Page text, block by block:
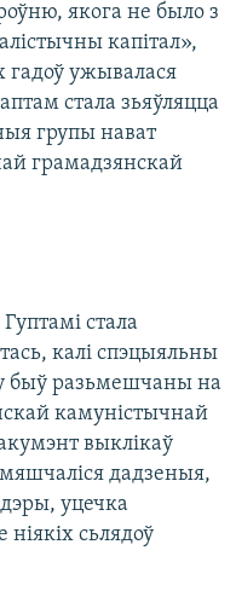
якога не было з
капітал»,
гадоў ужывалася
стала зьяўляцца
групы нават
грамадзянскай
стала
калі спэцыяльны
быў разьмешчаны на
камуністычнай
выклікаў
дадзеныя,
уцечка
сьлядоў